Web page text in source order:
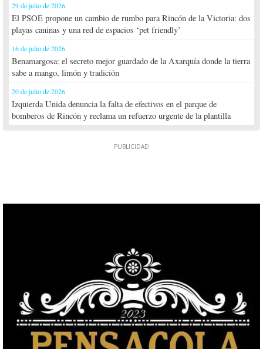
29 de julio de 2026
El PSOE propone un cambio de rumbo para Rincón de la Victoria: dos
playas caninas y una red de espacios ‘pet friendly’
16 de julio de 2026
Benamargosa: el secreto mejor guardado de la Axarquía donde la tierra
sabe a mango, limón y tradición
20 de julio de 2026
Izquierda Unida denuncia la falta de efectivos en el parque de
bomberos de Rincón y reclama un refuerzo urgente de la plantilla